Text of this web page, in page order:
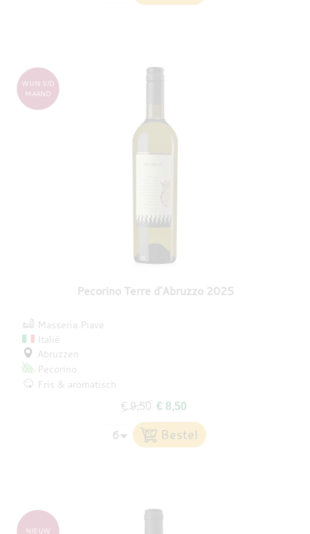
Pecorino Terre d'Abruzzo 2025
WIJN V/D
MAAND
Masseria Piave
Italië
Abruzzen
Pecorino
Fris & aromatisch
€ 9,50 € 8,50
NIEUW